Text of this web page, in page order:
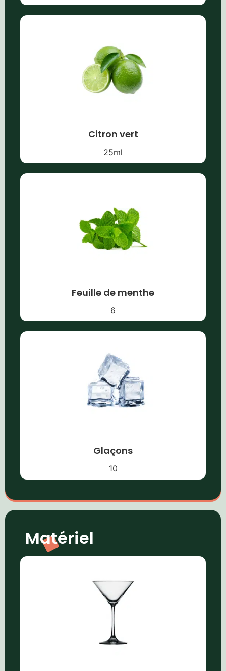
Citron vert
25ml
Feuille de menthe
6
Glaçons
10
Matériel